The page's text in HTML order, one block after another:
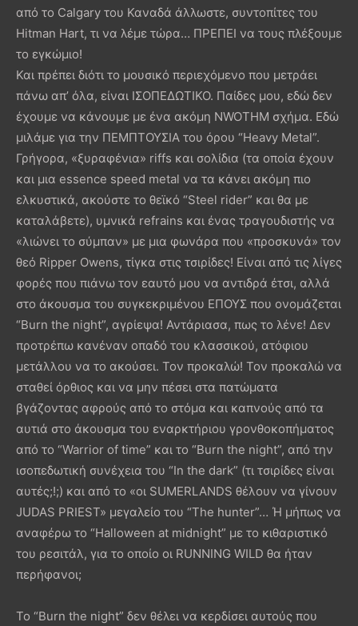
από το Calgary του Καναδά άλλωστε, συντοπίτες του
Hitman Hart, τι να λέμε τώρα… ΠΡΕΠΕΙ να τους πλέξουμε
το εγκώμιο!
Και πρέπει διότι το μουσικό περιεχόμενο που μετράει
πάνω απ’ όλα, είναι ΙΣΟΠΕΔΩΤΙΚΟ. Παίδες μου, εδώ δεν
έχουμε να κάνουμε με ένα ακόμη NWOTHM σχήμα. Εδώ
μιλάμε για την ΠΕΜΠΤΟΥΣΙΑ του όρου “Heavy Metal”.
Γρήγορα, «ξυραφένια» riffs και σολίδια (τα οποία έχουν
και μια essence speed metal να τα κάνει ακόμη πιο
ελκυστικά, ακούστε το θεϊκό “Steel rider” και θα με
καταλάβετε), υμνικά refrains και ένας τραγουδιστής να
«λιώνει το σύμπαν» με μια φωνάρα που «προσκυνά» τον
θεό Ripper Owens, τίγκα στις τσιρίδες! Είναι από τις λίγες
φορές που πιάνω τον εαυτό μου να αντιδρά έτσι, αλλά
στο άκουσμα του συγκεκριμένου ΕΠΟΥΣ που ονομάζεται
“Burn the night”, αγρίεψα! Αντάριασα, πως το λένε! Δεν
προτρέπω κανέναν οπαδό του κλασσικού, ατόφιου
μετάλλου να το ακούσει. Τον προκαλώ! Τον προκαλώ να
σταθεί όρθιος και να μην πέσει στα πατώματα
βγάζοντας αφρούς από το στόμα και καπνούς από τα
αυτιά στο άκουσμα του εναρκτήριου γρονθοκοπήματος
από το “Warrior of time” και το “Burn the night”, από την
ισοπεδωτική συνέχεια του “In the dark” (τι τσιρίδες είναι
αυτές;!;) και από το «οι SUMERLANDS θέλουν να γίνουν
JUDAS PRIEST» μεγαλείο του “The hunter”… Ή μήπως να
αναφέρω το “Halloween at midnight” με το κιθαριστικό
του ρεσιτάλ, για το οποίο οι RUNNING WILD θα ήταν
περήφανοι;
Το “Burn the night” δεν θέλει να κερδίσει αυτούς που